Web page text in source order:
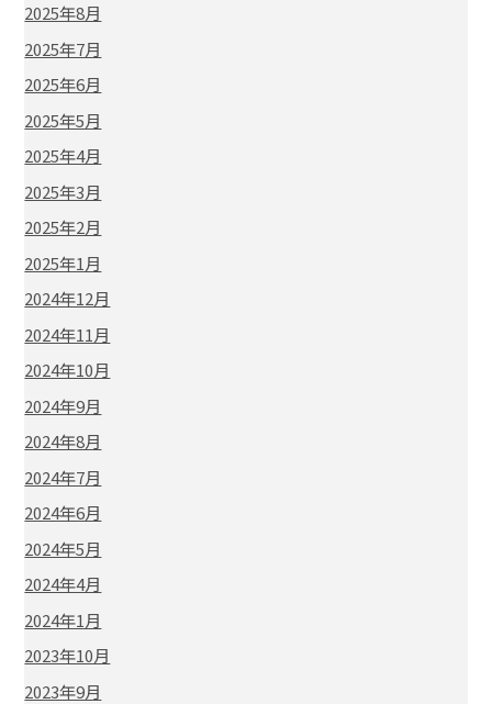
2025年8月
2025年7月
2025年6月
2025年5月
2025年4月
2025年3月
2025年2月
2025年1月
2024年12月
2024年11月
2024年10月
2024年9月
2024年8月
2024年7月
2024年6月
2024年5月
2024年4月
2024年1月
2023年10月
2023年9月